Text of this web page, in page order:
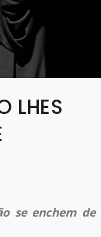
LHES
se enchem de